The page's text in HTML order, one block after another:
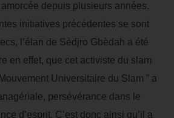
depuis plusieurs années.
initiatives précédentes se sont
l’élan de Sèdjro Gbèdah a été
en effet, que cet activiste du slam
Universitaire du Slam ” a
persévérance dans le
d’esprit. C’est donc ainsi qu’il a